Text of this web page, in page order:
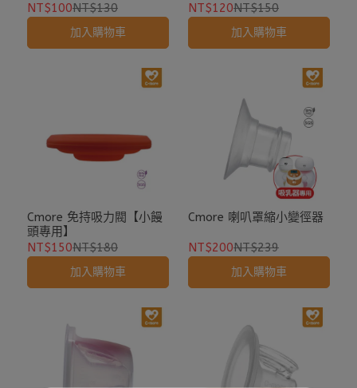
NT$100NT$130
加入購物車
NT$120NT$150
加入購物車
Cmore 免持吸力閥【小饅
頭專用】
NT$150NT$180
加入購物車
Cmore 喇叭罩縮小變徑器
NT$200NT$239
加入購物車